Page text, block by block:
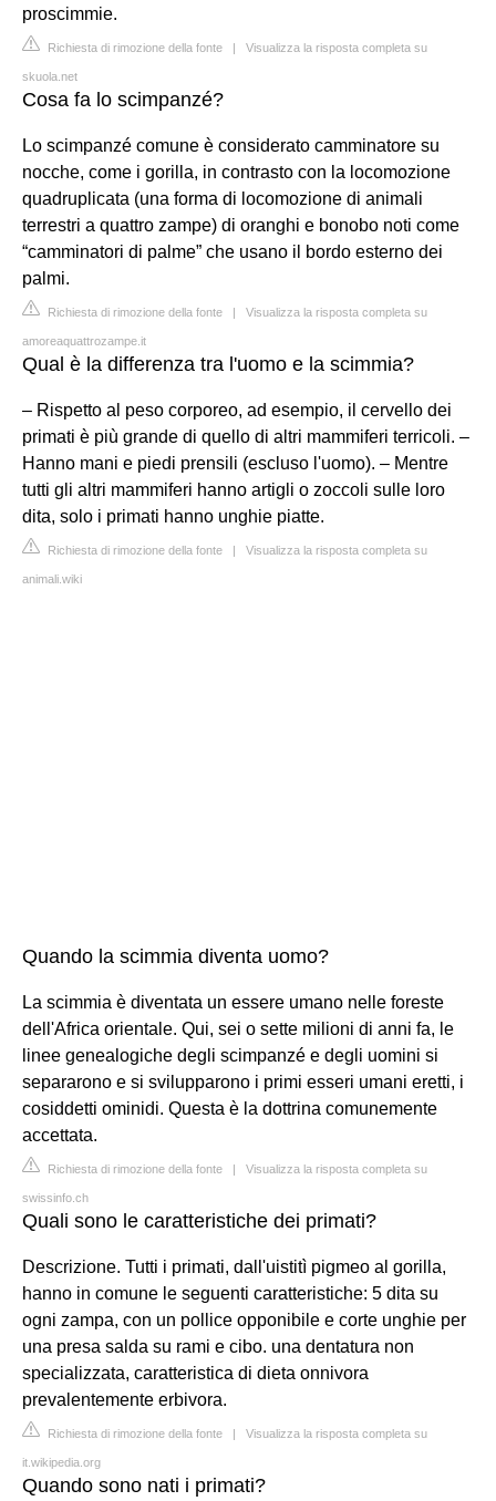
proscimmie.
Richiesta di rimozione della fonte | Visualizza la risposta completa su
skuola.net
Cosa fa lo scimpanzé?
Lo scimpanzé comune è considerato camminatore su
nocche, come i gorilla, in contrasto con la locomozione
quadruplicata (una forma di locomozione di animali
terrestri a quattro zampe) di oranghi e bonobo noti come
“camminatori di palme” che usano il bordo esterno dei
palmi.
Richiesta di rimozione della fonte | Visualizza la risposta completa su
amoreaquattrozampe.it
Qual è la differenza tra l'uomo e la scimmia?
– Rispetto al peso corporeo, ad esempio, il cervello dei
primati è più grande di quello di altri mammiferi terricoli. –
Hanno mani e piedi prensili (escluso l'uomo). – Mentre
tutti gli altri mammiferi hanno artigli o zoccoli sulle loro
dita, solo i primati hanno unghie piatte.
Richiesta di rimozione della fonte | Visualizza la risposta completa su
animali.wiki
Quando la scimmia diventa uomo?
La scimmia è diventata un essere umano nelle foreste
dell'Africa orientale. Qui, sei o sette milioni di anni fa, le
linee genealogiche degli scimpanzé e degli uomini si
separarono e si svilupparono i primi esseri umani eretti, i
cosiddetti ominidi. Questa è la dottrina comunemente
accettata.
Richiesta di rimozione della fonte | Visualizza la risposta completa su
swissinfo.ch
Quali sono le caratteristiche dei primati?
Descrizione. Tutti i primati, dall'uistitì pigmeo al gorilla,
hanno in comune le seguenti caratteristiche: 5 dita su
ogni zampa, con un pollice opponibile e corte unghie per
una presa salda su rami e cibo. una dentatura non
specializzata, caratteristica di dieta onnivora
prevalentemente erbivora.
Richiesta di rimozione della fonte | Visualizza la risposta completa su
it.wikipedia.org
Quando sono nati i primati?